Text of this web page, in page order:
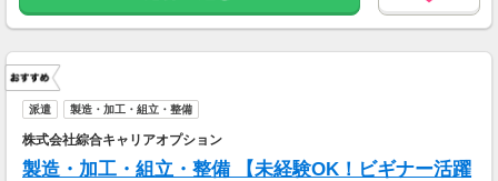
■交通費 上限30,000円まで支給 ※会社規定有
り
派遣 製造・加工・組立・整備
株式会社綜合キャリアオプション
製造・加工・組立・整備 【未経験OK！ビギナー活躍